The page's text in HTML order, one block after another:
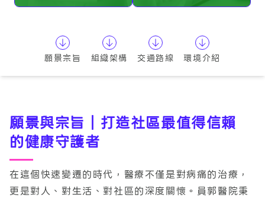
願景宗旨 組織架構 交通路線 環境介紹
願景與宗旨｜打造社區最值得信賴
的健康守護者
在這個快速變遷的時代，醫療不僅是對病痛的治療，
更是對人、對生活、對社區的深度關懷。員郭醫院秉